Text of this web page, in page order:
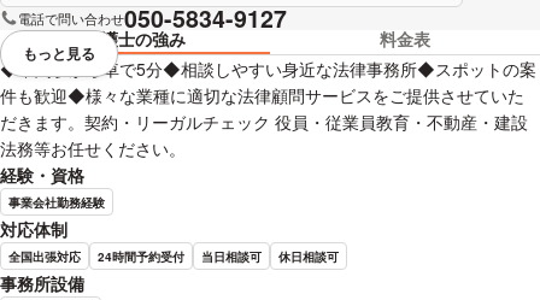
電話で問い合わせ050-5834-9127
弁護士の強み
料金表
◆下関駅から車で5分◆相談しやすい身近な法律事務所◆スポットの案
件も歓迎◆様々な業種に適切な法律顧問サービスをご提供させていた
だきます。契約・リーガルチェック 役員・従業員教育・不動産・建設
法務等お任せください。
経験・資格
事業会社勤務経験
対応体制
全国出張対応 24時間予約受付 当日相談可 休日相談可
事務所設備
視覚的に省略されている要素を
もっと見る